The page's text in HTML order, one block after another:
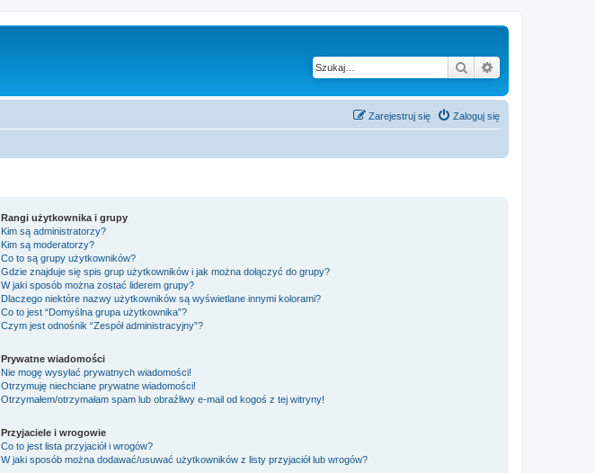
Szukaj
Zaloguj się
Zarejestruj się
Rangi użytkownika i grupy
Kim są administratorzy?
Kim są moderatorzy?
Co to są grupy użytkowników?
Gdzie znajduje się spis grup użytkowników i jak można dołączyć do grupy?
W jaki sposób można zostać liderem grupy?
Dlaczego niektóre nazwy użytkowników są wyświetlane innymi kolorami?
Co to jest “Domyślna grupa użytkownika”?
Czym jest odnośnik “Zespół administracyjny”?
Prywatne wiadomości
Nie mogę wysyłać prywatnych wiadomości!
Otrzymuję niechciane prywatne wiadomości!
Otrzymałem/otrzymałam spam lub obraźliwy e-mail od kogoś z tej witryny!
Przyjaciele i wrogowie
Co to jest lista przyjaciół i wrogów?
W jaki sposób można dodawać/usuwać użytkowników z listy przyjaciół lub wrogów?